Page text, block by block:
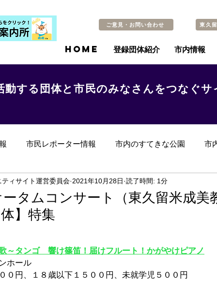
ご意見・お問い合わせ 東久
HOME 登録団体紹介 市内情報
する団体と市民のみなさんをつなぐサ
市民レポーター情報 市内のすてきな公園 市
のお知らせ その他 過去の記事
タムコンサート（東久留米成美
】特集
ィサイト運営委員会 2021年10月28日 読了時間: 1分
～タンゴ　響け篠笛！届けフルート！かがやけピアノ
ホール
０円、１８歳以下１５００円、未就学児５００円